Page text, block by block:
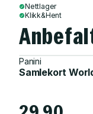
Nettlager
Klikk&Hent
Panini
Samlekort